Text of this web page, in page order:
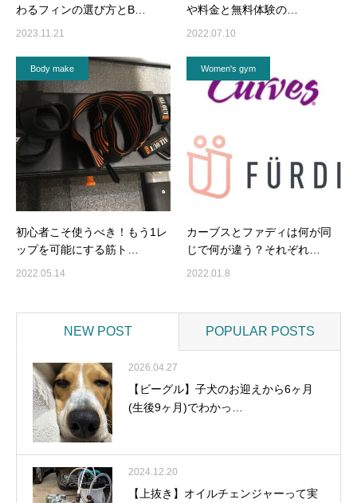
わるフィンの選び方とB…
2023.11.21
や料金と無料体験の…
2022.07.10
Body make
初心者こそ使うべき！もう1レ
ップを可能にする筋ト…
2022.05.14
Women's gym
カーブスとファディは何が同
じで何が違う？それぞれ…
2022.01.8
NEW POST POPULAR POSTS
2026.04.27
【ビーグル】子犬のお迎えから6ヶ月
(生後9ヶ月)でわかっ…
2024.12.20
【上抜き】オイルチェンジャーって実